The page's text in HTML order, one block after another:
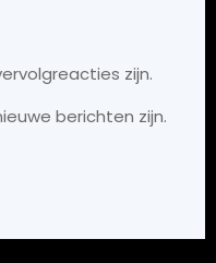
zijn.
berichten zijn.